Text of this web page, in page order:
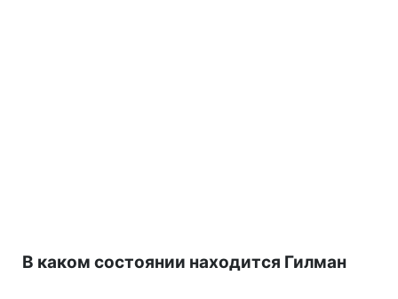
В каком состоянии находится Гилман